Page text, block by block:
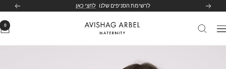
הקודם לרשימת הסניפים שלנו לחצי כאן הבא
ניווט
Avishag
0